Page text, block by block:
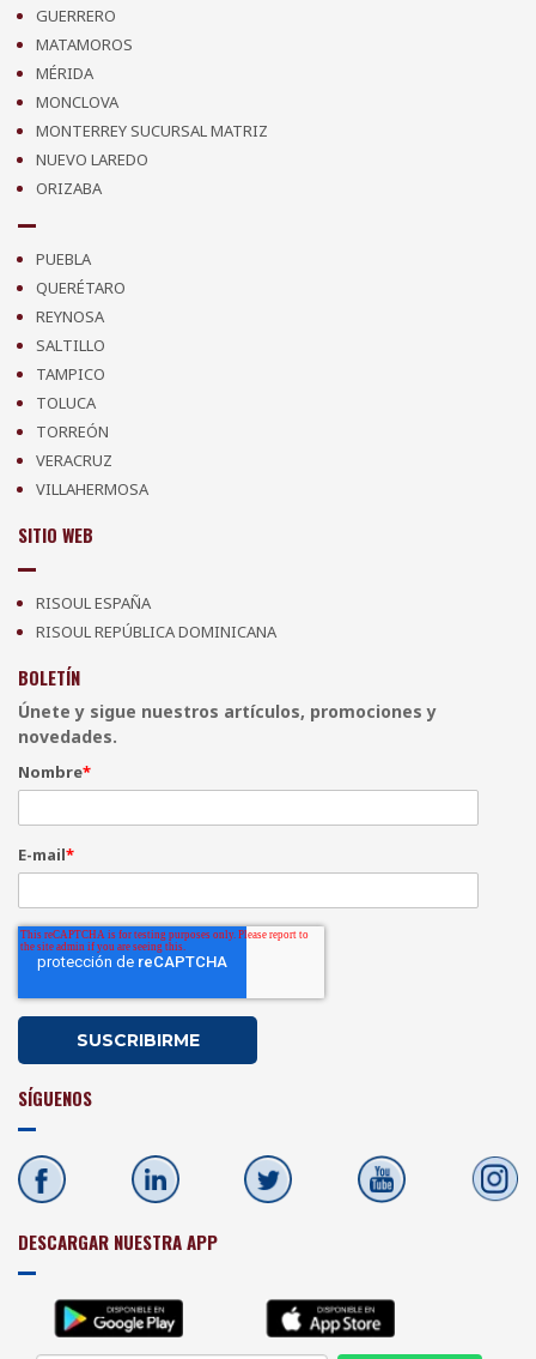
GUERRERO
MATAMOROS
MÉRIDA
MONCLOVA
MONTERREY SUCURSAL MATRIZ
NUEVO LAREDO
ORIZABA
PUEBLA
QUERÉTARO
REYNOSA
SALTILLO
TAMPICO
TOLUCA
TORREÓN
VERACRUZ
VILLAHERMOSA
SITIO WEB
RISOUL ESPAÑA
RISOUL REPÚBLICA DOMINICANA
BOLETÍN
Únete y sigue nuestros artículos, promociones y
novedades.
Nombre*
E-mail*
SÍGUENOS
DESCARGAR NUESTRA APP